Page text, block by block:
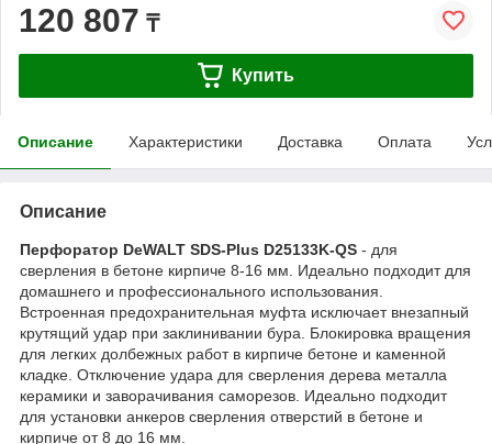
120 807 ₸
Купить
Описание Характеристики Доставка Оплата
Описание
Перфоратор DeWALT SDS-Plus D25133K-QS - для
сверления в бетоне кирпиче 8-16 мм. Идеально подходит для
домашнего и профессионального использования.
Встроенная предохранительная муфта исключает внезапный
крутящий удар при заклинивании бура. Блокировка вращения
для легких долбежных работ в кирпиче бетоне и каменной
кладке. Отключение удара для сверления дерева металла
керамики и заворачивания саморезов. Идеально подходит
для установки анкеров сверления отверстий в бетоне и
кирпиче от 8 до 16 мм.